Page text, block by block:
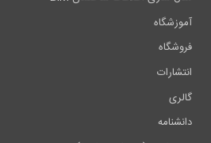
آموزشگاه
فروشگاه
انتشارات
گالری
دانشنامه